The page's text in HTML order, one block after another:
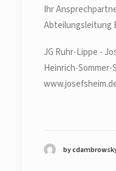
Ihr
Abteilungsleitung
JG Ruhr-Lippe -
Heinrich-Sommer-
by